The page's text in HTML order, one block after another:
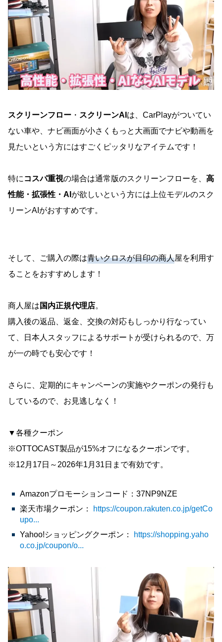
スクリーンフロー ・ スクリーンAI は、CarPlayがついてい
ない車や、ナビ画面が小さくもっと大画面でナビや動画を
見たいという方にはすごくピッタリなアイテムです！
特に コスパ重視の場合は通常版のスクリーンフローを、 高
性能・拡張性・AI が欲しいという方には上位モデルのスク
リーンAIがおすすめです。
そして、ご購入の際は青いクロスが目印の商人屋を利用す
ることをおすすめします！
商人屋は 国内正規代理店。
購入後の返品、返金、交換の対応もしっかり行なってい
て、日本人スタッフによるサポートが受けられるので、万
が一の時でも安心です！
さらに、定期的にキャンペーンの実施やクーポンの発行も
しているので、お見逃しなく！
▼各種クーポン
※OTTOCAST製品が15%オフになるクーポンです。
※12月17日～2026年1月31日まで有効です。
Amazonプロモーションコード：37NP9NZE
楽天市場クーポン：
https://coupon.rakuten.co.jp/getCo
upo...
Yahoo!ショッピングクーポン：
https://shopping.yaho
o.co.jp/coupon/o...